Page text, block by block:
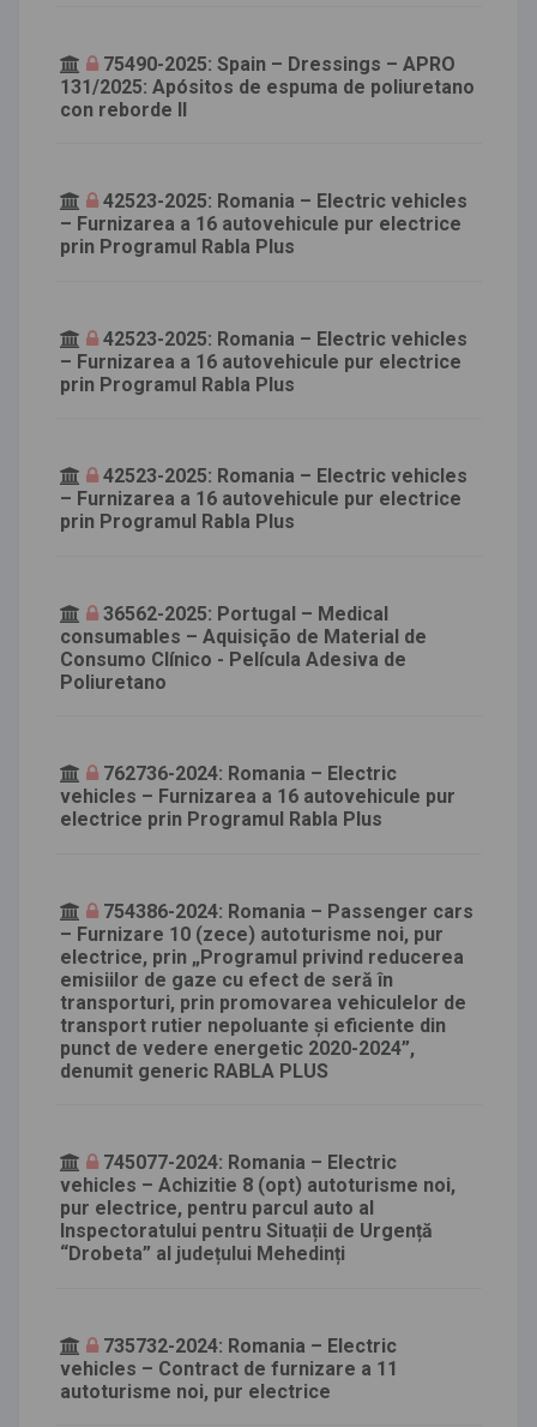
75490-2025: Spain – Dressings – APRO
131/2025: Apósitos de espuma de poliuretano
con reborde II
42523-2025: Romania – Electric vehicles
– Furnizarea a 16 autovehicule pur electrice
prin Programul Rabla Plus
42523-2025: Romania – Electric vehicles
– Furnizarea a 16 autovehicule pur electrice
prin Programul Rabla Plus
42523-2025: Romania – Electric vehicles
– Furnizarea a 16 autovehicule pur electrice
prin Programul Rabla Plus
36562-2025: Portugal – Medical
consumables – Aquisição de Material de
Consumo Clínico - Película Adesiva de
Poliuretano
762736-2024: Romania – Electric
vehicles – Furnizarea a 16 autovehicule pur
electrice prin Programul Rabla Plus
754386-2024: Romania – Passenger cars
– Furnizare 10 (zece) autoturisme noi, pur
electrice, prin „Programul privind reducerea
emisiilor de gaze cu efect de seră în
transporturi, prin promovarea vehiculelor de
transport rutier nepoluante și eficiente din
punct de vedere energetic 2020-2024”,
denumit generic RABLA PLUS
745077-2024: Romania – Electric
vehicles – Achizitie 8 (opt) autoturisme noi,
pur electrice, pentru parcul auto al
Inspectoratului pentru Situații de Urgență
“Drobeta” al județului Mehedinți
735732-2024: Romania – Electric
vehicles – Contract de furnizare a 11
autoturisme noi, pur electrice